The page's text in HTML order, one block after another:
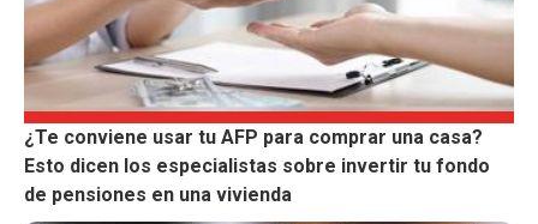
¿Te conviene usar tu AFP para comprar una casa?
Esto dicen los especialistas sobre invertir tu fondo
de pensiones en una vivienda